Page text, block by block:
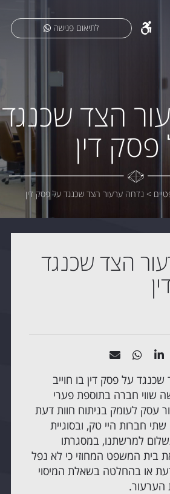
לתיאום פגישה
הצד שכנגד
דין
> נדחה ערעור הצד שכנגד על פסק דין
הצד שכנגד
על פסק דין בו חוייב
שווי חברה בתוספת פערי
עסק לעומק בניתוח חוות דעת
שתי חברות היי טק, ובסוגיית
למרשתנו, במסגרתו
בית המשפט המחוזי כי לא נפל
או בהחלטה בשאלת המיסוי
הערעור.